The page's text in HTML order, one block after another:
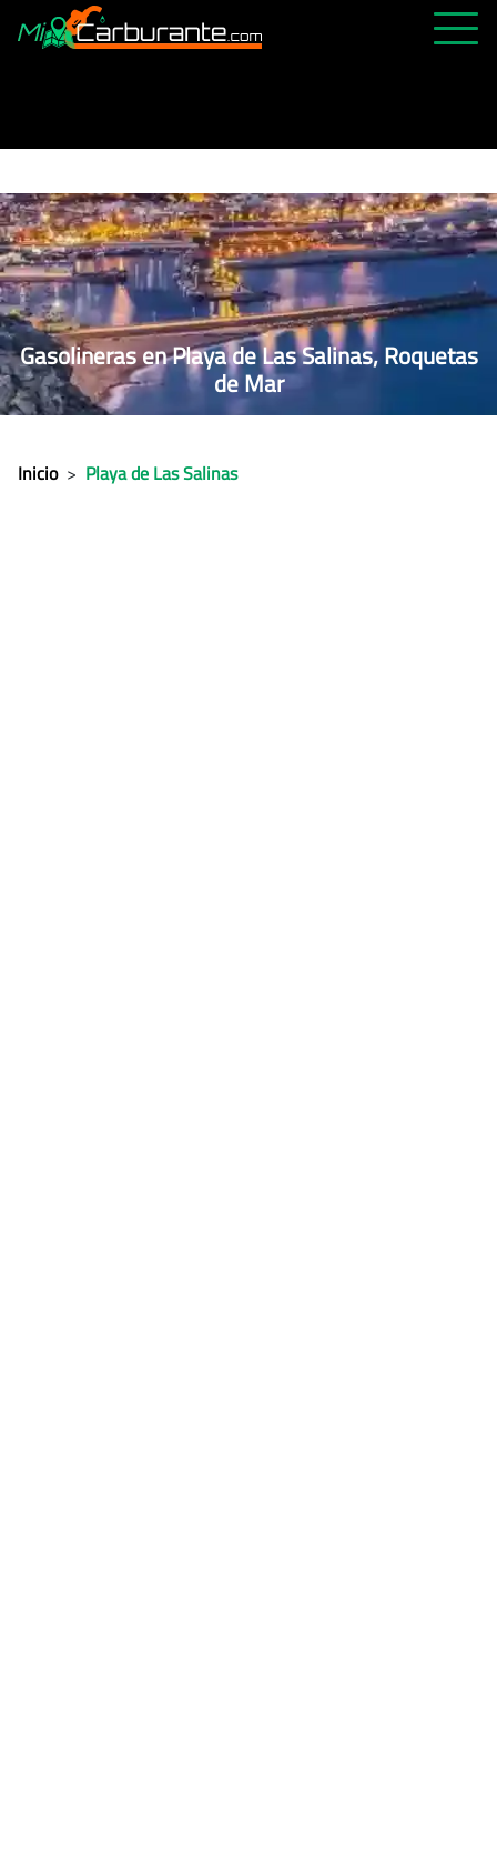
ABIERTAS 24H
ÚLTIMAS MATRÍCULAS
FAVORITAS
Gasolineras en Playa de Las Salinas, Roquetas
de Mar
Inicio > Playa de Las Salinas